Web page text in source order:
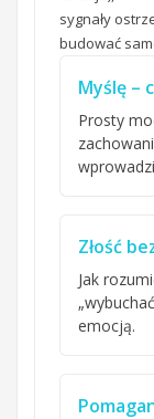
sygnały
budować
Myślę –
Prosty
Złość
Jak
emocją.